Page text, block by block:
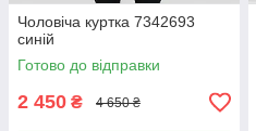
Чоловіча куртка 7342693
синій
Готово до відправки
2 450 ₴ 4 650 ₴